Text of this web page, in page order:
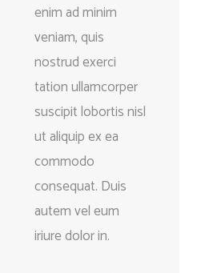
enim ad minim
veniam, quis
nostrud exerci
tation ullamcorper
suscipit lobortis nisl
ut aliquip ex ea
commodo
consequat. Duis
autem vel eum
iriure dolor in.